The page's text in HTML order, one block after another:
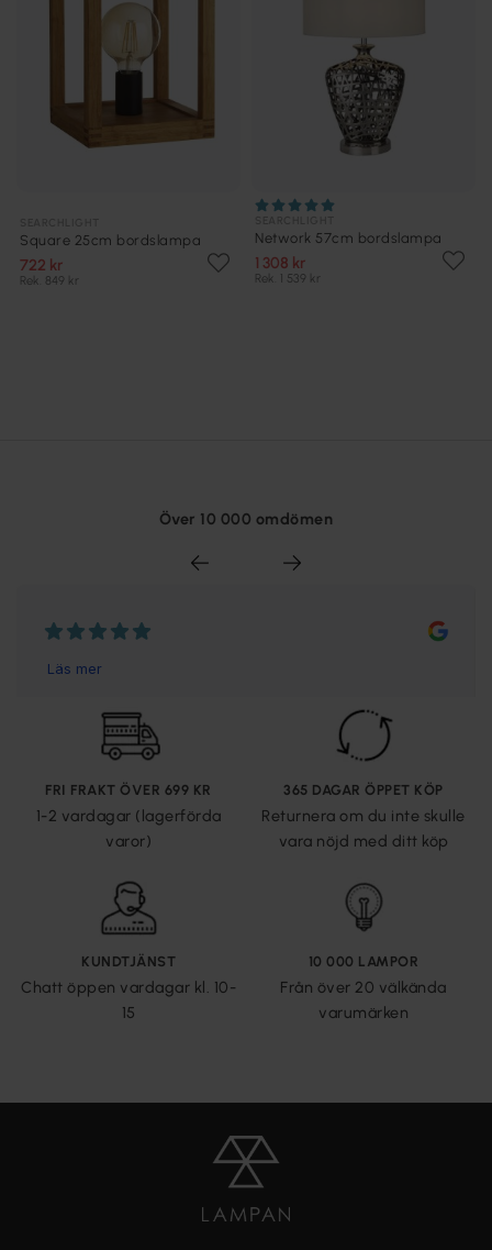
Square 25cm bordslampa
722 kr
Rek. 849 kr
Network 57cm bordslampa
1 308 kr
Rek. 1 539 kr
Över 10 000 omdömen
FRI FRAKT ÖVER 699 KR
1-2 vardagar (lagerförda
varor)
365 DAGAR ÖPPET KÖP
Returnera om du inte skulle
vara nöjd med ditt köp
KUNDTJÄNST
Chatt öppen vardagar kl. 10-
15
10 000 LAMPOR
Från över 20 välkända
varumärken